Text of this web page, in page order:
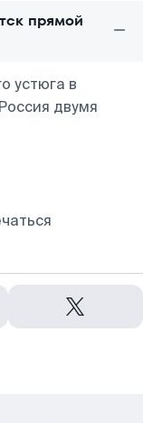
прямой
устюга в
двумя